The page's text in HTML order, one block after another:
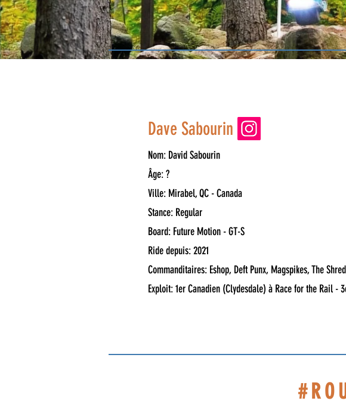
Dave Sabourin
Nom: David Sabourin
Âge: ?
Ville: Mirabel, QC - Canada
Stance: Regular
Board: Future Motion - GT-S
Ride depuis: 2021
Commanditaires: Eshop, Deft Punx, Magspikes, The
Exploit: 1er Canadien (Clydesdale) à Race for the Rail -